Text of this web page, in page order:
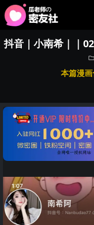
抖音｜小南希｜｜
本篇漫